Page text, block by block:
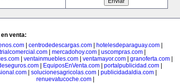
venta:
| centrodedescargas.com| hotelesdeparaguay.com|
mercadohoy.com uscompras.com
| ventainmuebles.com| ventamayor.com| granoferta.com|
| EquiposEnVenta.com| portalpublicidad.com|
solucionesagricolas.com publicidadaldia.com
renuevatucoche.com